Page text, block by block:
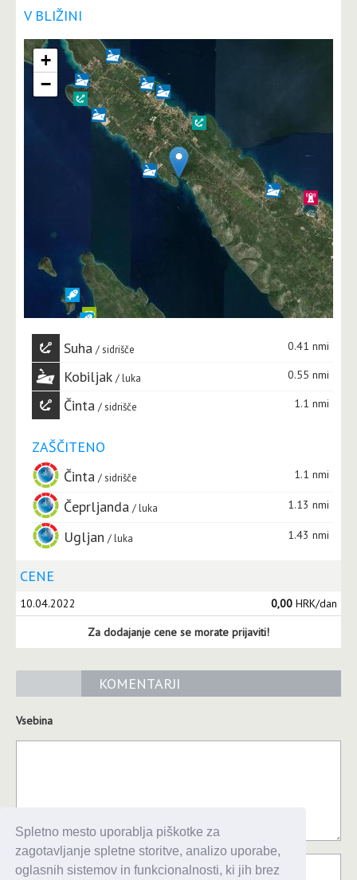
Spletno mesto uporablja piškotke za
zagotavljanje spletne storitve, analizo uporabe,
oglasnih sistemov in funkcionalnosti, ki jih brez
V BLIŽINI
+
−
Suha sidrišče 0.41 nmi
Kobiljak luka 0.55 nmi
Činta sidrišče 1.1 nmi
ZAŠČITENO
Činta
sidrišče 1.1 nmi
Čeprljanda luka 1.13 nmi
Ugljan luka 1.43 nmi
CENE
10.04.2022 0,00 HRK/dan
Za dodajanje cene se morate prijaviti!
KOMENTARJI
Vsebina